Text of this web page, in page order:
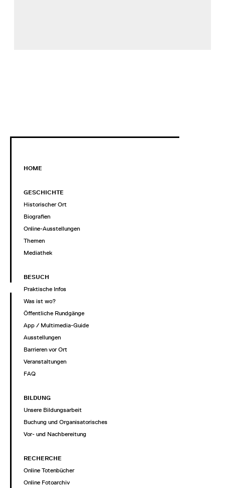
HOME
GESCHICHTE
Historischer Ort
Biografien
Online-Ausstellungen
Themen
Mediathek
BESUCH
Praktische Infos
Was ist wo?
Öffentliche Rundgänge
App / Multimedia-Guide
Ausstellungen
Barrieren vor Ort
Veranstaltungen
FAQ
BILDUNG
Unsere Bildungsarbeit
Buchung und Organisatorisches
Vor- und Nachbereitung
RECHERCHE
Online Totenbücher
Online Fotoarchiv